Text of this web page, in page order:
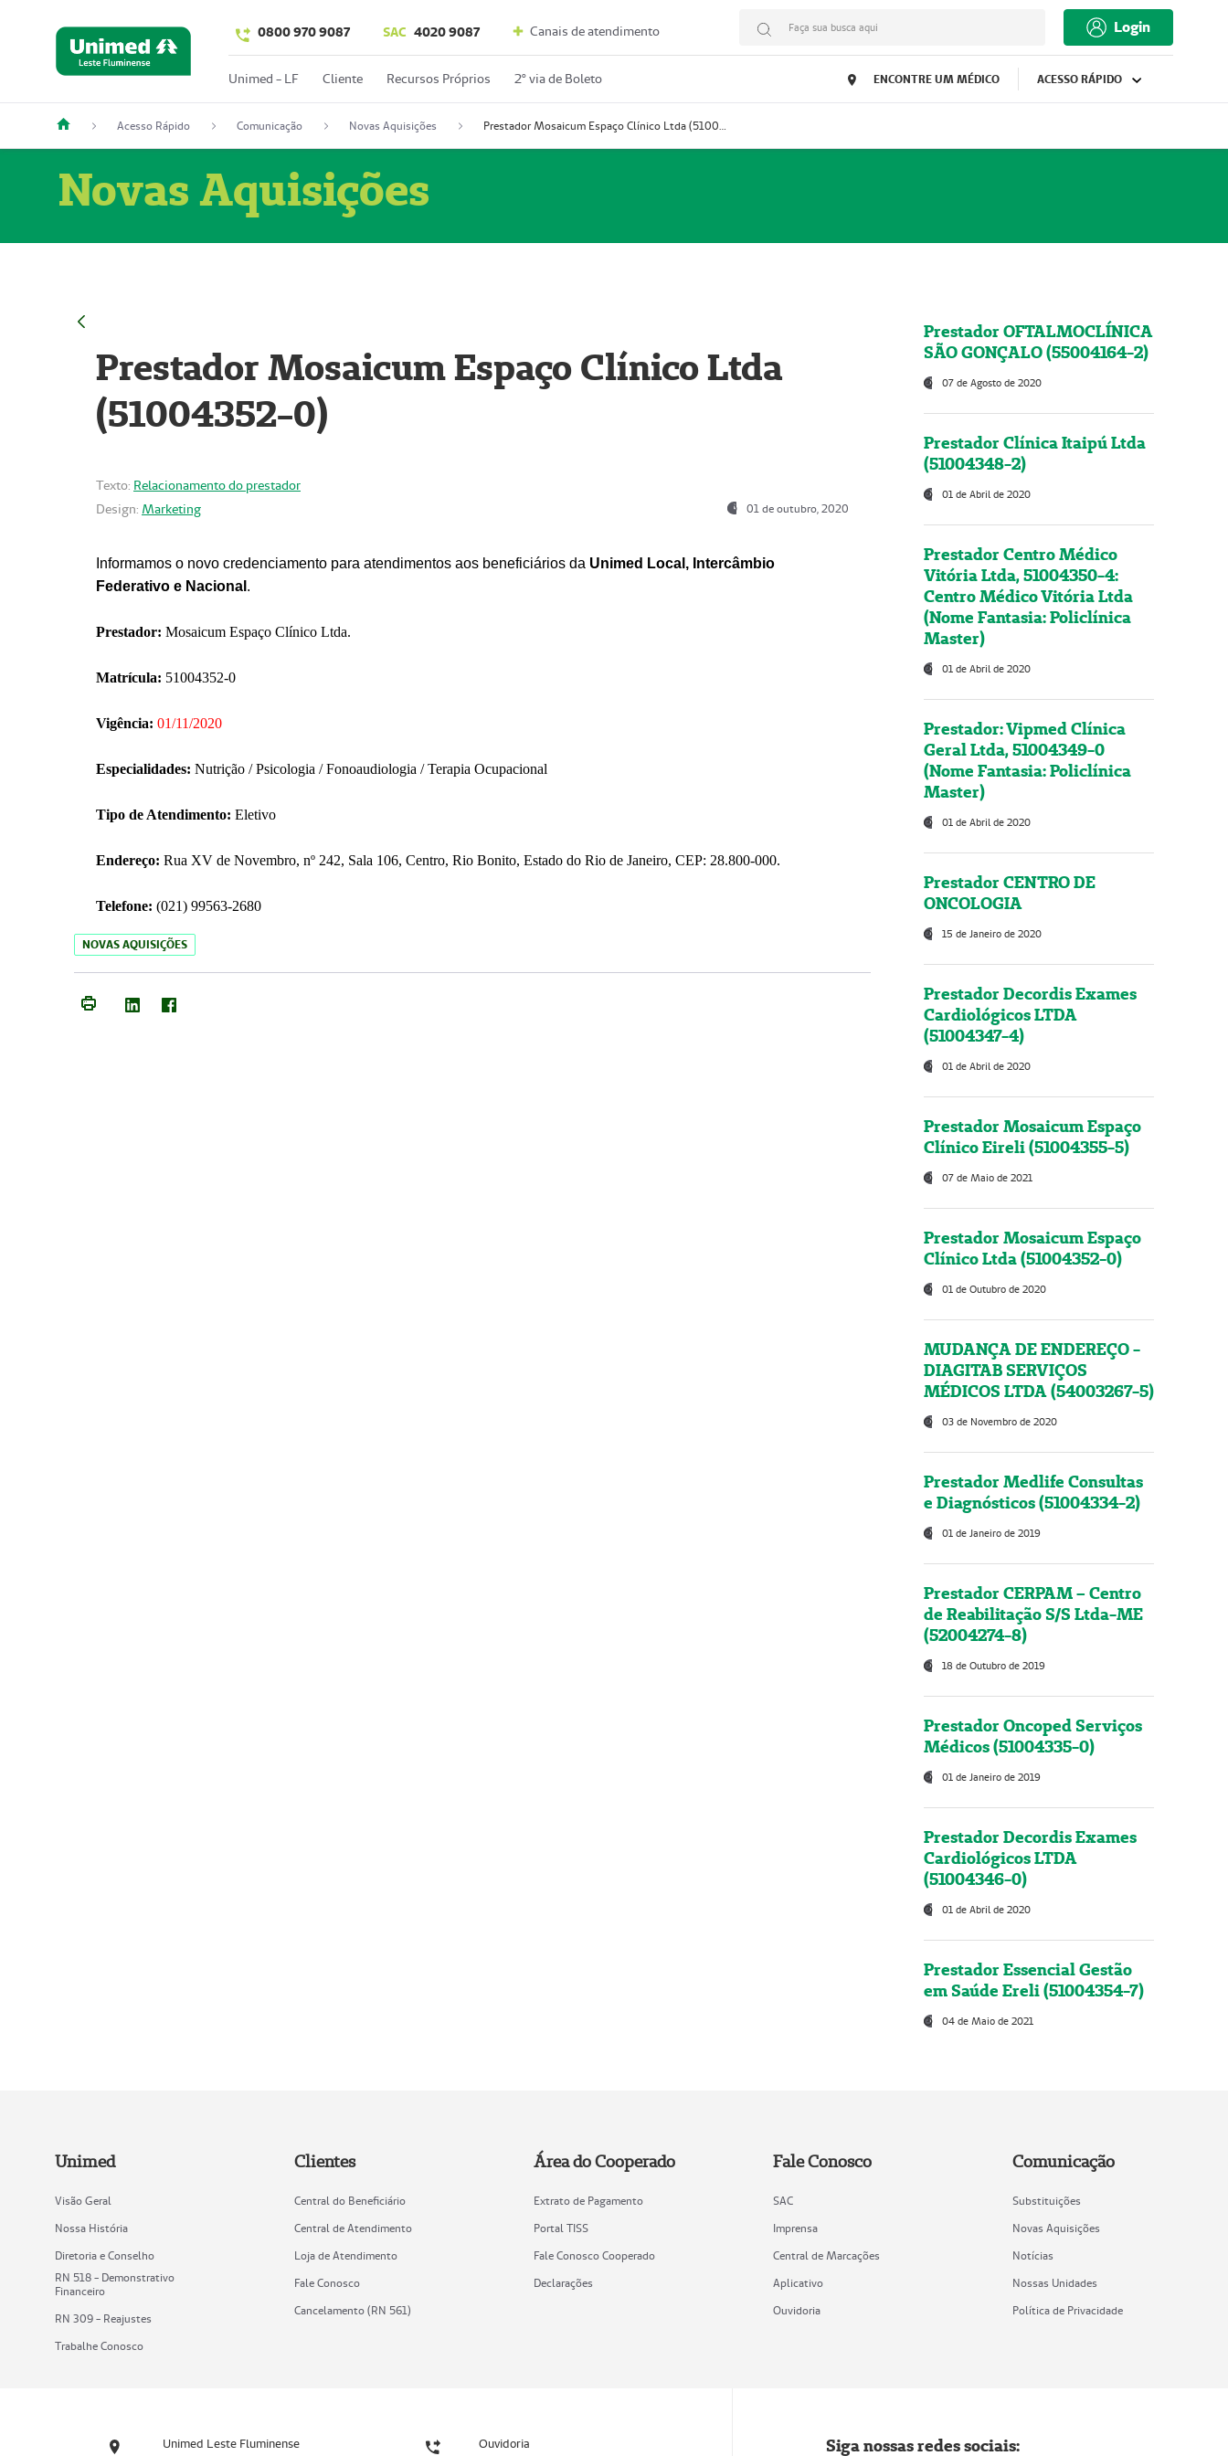
0800 970 9087 SAC 4020 9087 Canais de atendimento Faça sua busca aqui Login
Unimed - LF Cliente Recursos Próprios 2º via de Boleto ENCONTRE UM MÉDICO ACESSO RÁPIDO
Acesso Rápido Comunicação Novas Aquisições Prestador Mosaicum Espaço Clínico Ltda (51004352-0)
Novas Aquisições
Prestador Mosaicum Espaço Clínico Ltda
(51004352-0)
Texto: Relacionamento do prestador
Design: Marketing 01 de outubro, 2020
Informamos o novo credenciamento para atendimentos aos beneficiários da Unimed Local, Intercâmbio
Federativo e Nacional .
Prestador: Mosaicum Espaço Clínico Ltda.
Matrícula: 51004352-0
Vigência: 01/11/2020
Especialidades: Nutrição / Psicologia / Fonoaudiologia / Terapia Ocupacional
Tipo de Atendimento: Eletivo
Endereço: Rua XV de Novembro, nº 242, Sala 106, Centro, Rio Bonito, Estado do Rio de Janeiro, CEP: 28.800-000.
Telefone: (021) 99563-2680
NOVAS AQUISIÇÕES
Prestador OFTALMOCLÍNICA
SÃO GONÇALO (55004164-2)
07 de Agosto de 2020
Prestador Clínica Itaipú Ltda
(51004348-2)
01 de Abril de 2020
Prestador Centro Médico
Vitória Ltda, 51004350-4:
Centro Médico Vitória Ltda
(Nome Fantasia: Policlínica
Master)
01 de Abril de 2020
Prestador: Vipmed Clínica
Geral Ltda, 51004349-0
(Nome Fantasia: Policlínica
Master)
01 de Abril de 2020
Prestador CENTRO DE
ONCOLOGIA
15 de Janeiro de 2020
Prestador Decordis Exames
Cardiológicos LTDA
(51004347-4)
01 de Abril de 2020
Prestador Mosaicum Espaço
Clínico Eireli (51004355-5)
07 de Maio de 2021
Prestador Mosaicum Espaço
Clínico Ltda (51004352-0)
01 de Outubro de 2020
MUDANÇA DE ENDEREÇO -
DIAGITAB SERVIÇOS
MÉDICOS LTDA (54003267-5)
03 de Novembro de 2020
Prestador Medlife Consultas
e Diagnósticos (51004334-2)
01 de Janeiro de 2019
Prestador CERPAM – Centro
de Reabilitação S/S Ltda-ME
(52004274-8)
18 de Outubro de 2019
Prestador Oncoped Serviços
Médicos (51004335-0)
01 de Janeiro de 2019
Prestador Decordis Exames
Cardiológicos LTDA
(51004346-0)
01 de Abril de 2020
Prestador Essencial Gestão
em Saúde Ereli (51004354-7)
04 de Maio de 2021
Unimed
Visão Geral
Nossa História
Diretoria e Conselho
RN 518 - Demonstrativo
Financeiro
RN 309 - Reajustes
Trabalhe Conosco
Clientes
Central do Beneficiário
Central de Atendimento
Loja de Atendimento
Fale Conosco
Cancelamento (RN 561)
Área do Cooperado
Extrato de Pagamento
Portal TISS
Fale Conosco Cooperado
Declarações
Fale Conosco
SAC
Imprensa
Central de Marcações
Aplicativo
Ouvidoria
Comunicação
Substituições
Novas Aquisições
Notícias
Nossas Unidades
Política de Privacidade
Unimed Leste Fluminense Ouvidoria Siga nossas redes sociais: